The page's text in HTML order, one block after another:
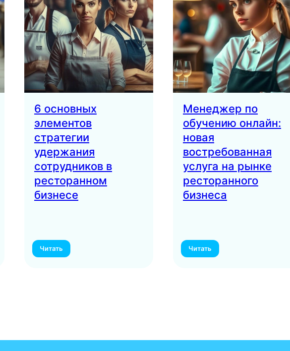
6 основных
элементов
стратегии
удержания
сотрудников в
ресторанном
бизнесе
Читать
Менеджер по
обучению онлайн:
новая
востребованная
услуга на рынке
ресторанного
бизнеса
Читать